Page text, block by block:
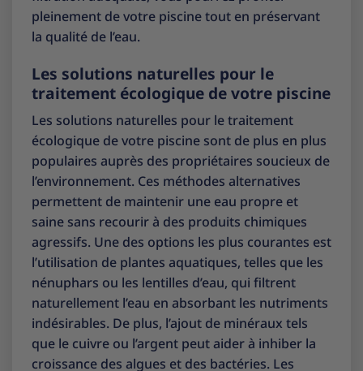
pleinement de votre piscine tout en préservant
la qualité de l’eau.
Les solutions naturelles pour le
traitement écologique de votre piscine
Les solutions naturelles pour le traitement
écologique de votre piscine sont de plus en plus
populaires auprès des propriétaires soucieux de
l’environnement. Ces méthodes alternatives
permettent de maintenir une eau propre et
saine sans recourir à des produits chimiques
agressifs. Une des options les plus courantes est
l’utilisation de plantes aquatiques, telles que les
nénuphars ou les lentilles d’eau, qui filtrent
naturellement l’eau en absorbant les nutriments
indésirables. De plus, l’ajout de minéraux tels
que le cuivre ou l’argent peut aider à inhiber la
croissance des algues et des bactéries. Les